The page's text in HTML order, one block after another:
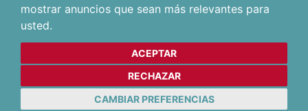
mostrar anuncios que sean más relevantes para
usted.
ACEPTAR
RECHAZAR
CAMBIAR PREFERENCIAS